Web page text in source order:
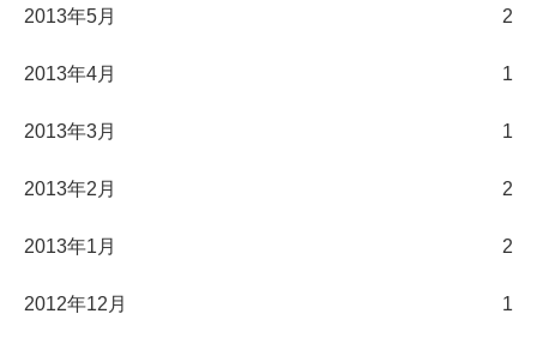
2013年5月 2
2013年4月 1
2013年3月 1
2013年2月 2
2013年1月 2
2012年12月 1